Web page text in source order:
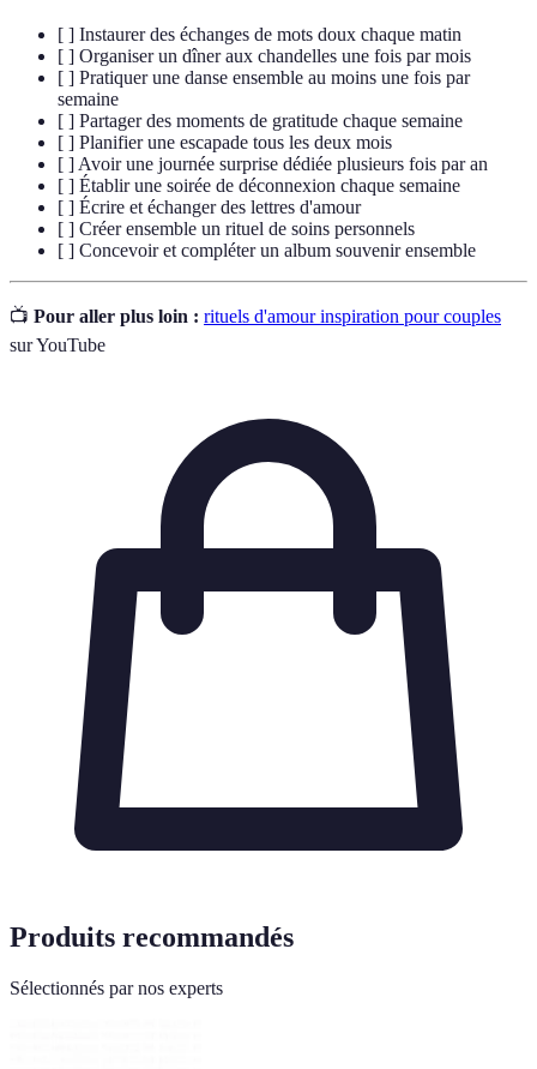
[ ] Instaurer des échanges de mots doux chaque matin
[ ] Organiser un dîner aux chandelles une fois par mois
[ ] Pratiquer une danse ensemble au moins une fois par
semaine
[ ] Partager des moments de gratitude chaque semaine
[ ] Planifier une escapade tous les deux mois
[ ] Avoir une journée surprise dédiée plusieurs fois par an
[ ] Établir une soirée de déconnexion chaque semaine
[ ] Écrire et échanger des lettres d'amour
[ ] Créer ensemble un rituel de soins personnels
[ ] Concevoir et compléter un album souvenir ensemble
📺 Pour aller plus loin : rituels d'amour inspiration pour couples
sur YouTube
Produits recommandés
Sélectionnés par nos experts